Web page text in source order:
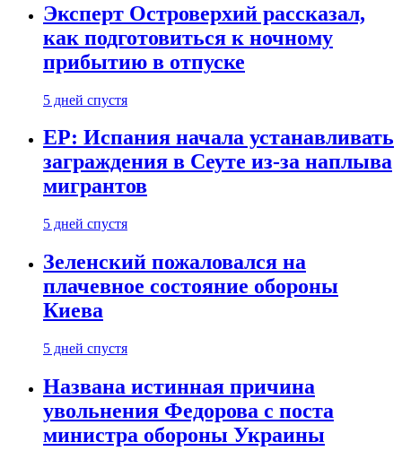
Эксперт Островерхий рассказал,
как подготовиться к ночному
прибытию в отпуске
5 дней спустя
EP: Испания начала устанавливать
заграждения в Сеуте из-за наплыва
мигрантов
5 дней спустя
Зеленский пожаловался на
плачевное состояние обороны
Киева
5 дней спустя
Названа истинная причина
увольнения Федорова с поста
министра обороны Украины